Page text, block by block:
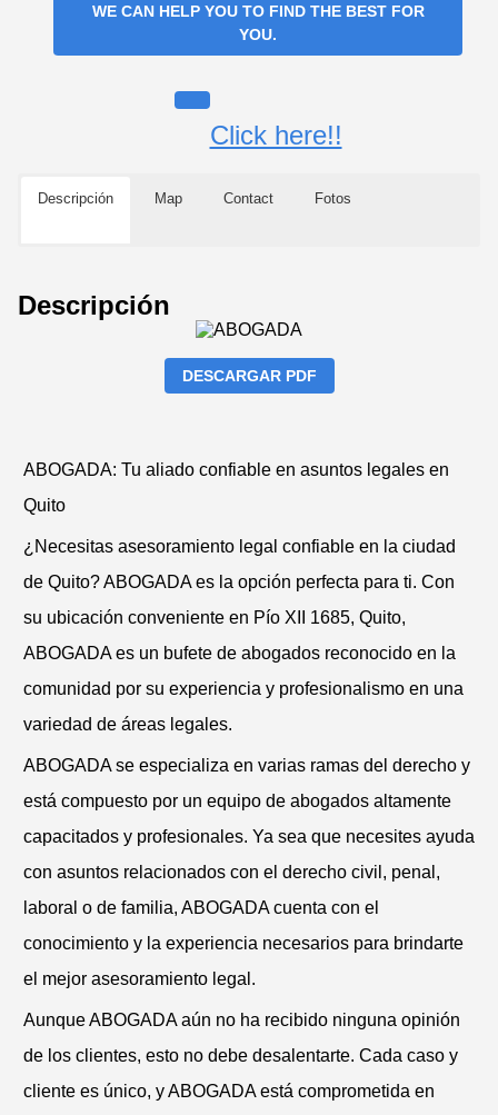
WE CAN HELP YOU TO FIND THE BEST FOR
YOU.
Click here!!
Descripción Map Contact Fotos
Descripción
DESCARGAR PDF
ABOGADA: Tu aliado confiable en asuntos legales en
Quito
¿Necesitas asesoramiento legal confiable en la ciudad
de Quito? ABOGADA es la opción perfecta para ti. Con
su ubicación conveniente en Pío XII 1685, Quito,
ABOGADA es un bufete de abogados reconocido en la
comunidad por su experiencia y profesionalismo en una
variedad de áreas legales.
ABOGADA se especializa en varias ramas del derecho y
está compuesto por un equipo de abogados altamente
capacitados y profesionales. Ya sea que necesites ayuda
con asuntos relacionados con el derecho civil, penal,
laboral o de familia, ABOGADA cuenta con el
conocimiento y la experiencia necesarios para brindarte
el mejor asesoramiento legal.
Aunque ABOGADA aún no ha recibido ninguna opinión
de los clientes, esto no debe desalentarte. Cada caso y
cliente es único, y ABOGADA está comprometida en